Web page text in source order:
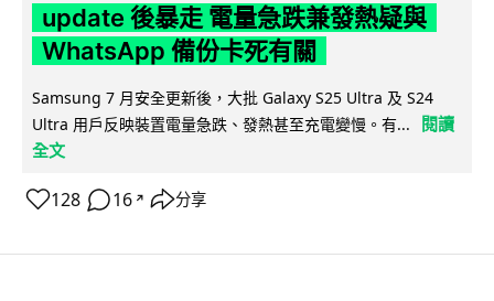
update 後暴走 電量急跌兼發熱疑與
WhatsApp 備份卡死有關
Samsung 7 月安全更新後，大批 Galaxy S25 Ultra 及 S24
Ultra 用戶反映裝置電量急跌、發熱甚至充電變慢。有...
閱讀
全文
128 16 ↗ 分享